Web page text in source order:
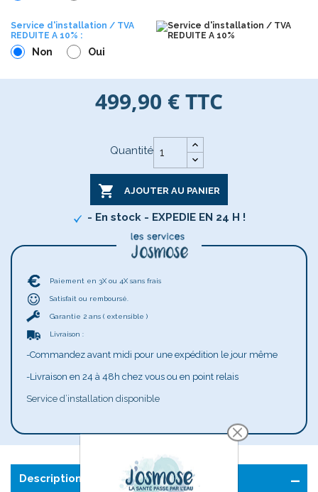
Service d'installation / TVA
REDUITE A 10% :
Non Oui
499,90 €TTC
Quantité
 AJOUTER AU PANIER
- En stock - EXPEDIE EN 24 H !
Paiement en 3X ou 4X sans frais
Satisfait ou remboursé.
Garantie 2 ans ( extensible )
Livraison :
-Commandez avant midi pour une expédition le jour même
-Livraison en 24 à 48h chez vous ou en point relais
Service d’installation disponible
Description